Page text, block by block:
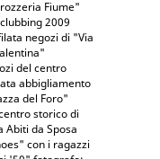
Fiume"
2009
negozi di "Via
del centro
abbigliamento
del Foro"
storico di
Abiti da Sposa
con i ragazzi